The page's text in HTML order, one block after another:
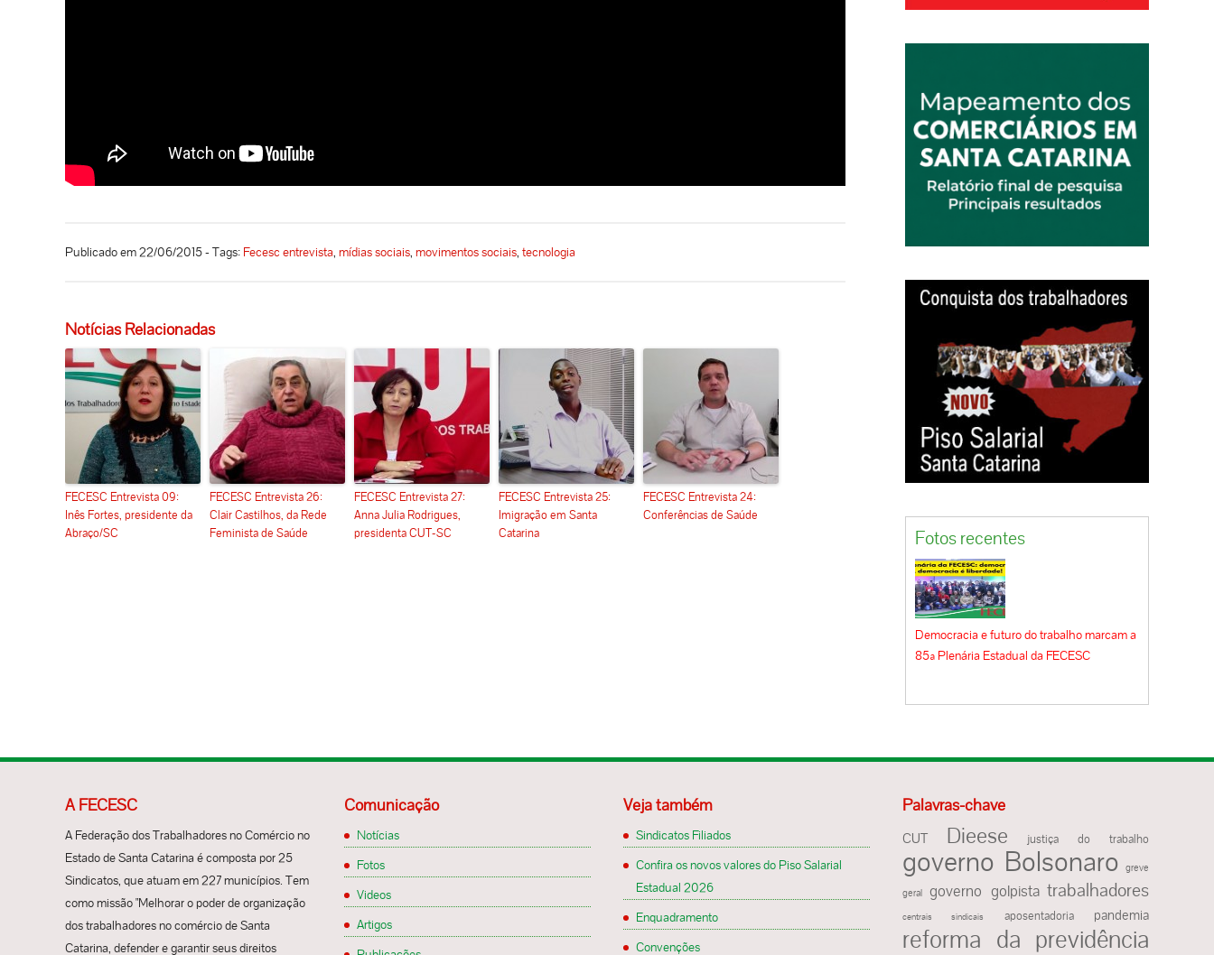
Publicado em 22/06/2015 - Tags: Fecesc entrevista, mídias sociais, movimentos sociais, tecnologia
Notícias Relacionadas
FECESC Entrevista 09:
Inês Fortes, presidente da
Abraço/SC
FECESC Entrevista 26:
Clair Castilhos, da Rede
Feminista de Saúde
FECESC Entrevista 27:
Anna Julia Rodrigues,
presidenta CUT-SC
FECESC Entrevista 25:
Imigração em Santa
Catarina
FECESC Entrevista 24:
Conferências de Saúde
Fotos recentes
Democracia e futuro do trabalho marcam a
85ª Plenária Estadual da FECESC
A FECESC
A Federação dos Trabalhadores no Comércio no
Estado de Santa Catarina é composta por 25
Sindicatos, que atuam em 227 municípios. Tem
como missão "Melhorar o poder de organização
dos trabalhadores no comércio de Santa
Catarina, defender e garantir seus direitos
Comunicação
Notícias
Fotos
Videos
Artigos
Veja também
Sindicatos Filiados
Confira os novos valores do Piso Salarial
Estadual 2026
Enquadramento
Convenções
Palavras-chave
CUT Dieese justiça do trabalho
governo Bolsonaro greve
geral governo golpista trabalhadores
centrais sindicais aposentadoria pandemia
reforma da previdência